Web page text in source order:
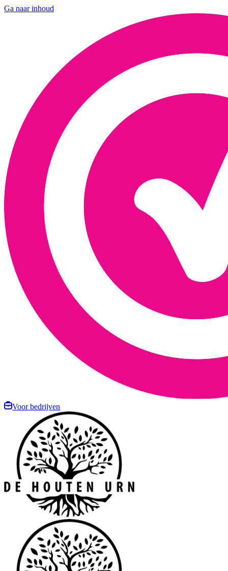
Ga naar inhoud
Voor bedrijven